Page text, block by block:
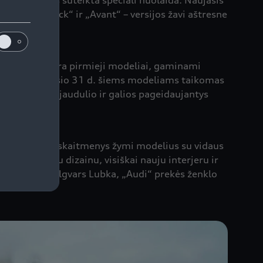
„Sportback“ ir „Avant“ – versijos žavi aštresne
versijos yra pirmieji modeliai, gaminami
o iki sausio 31 d. šiems modeliams taikomas
Daugiau jaudulio ir galios pageidaujantys
nelyginiai skaitmenys žymi modelius su vidaus
atletišku dizainu, visiškai nauju interjeru ir
– sako Ilgvars Lubka, „Audi“ prekės ženklo